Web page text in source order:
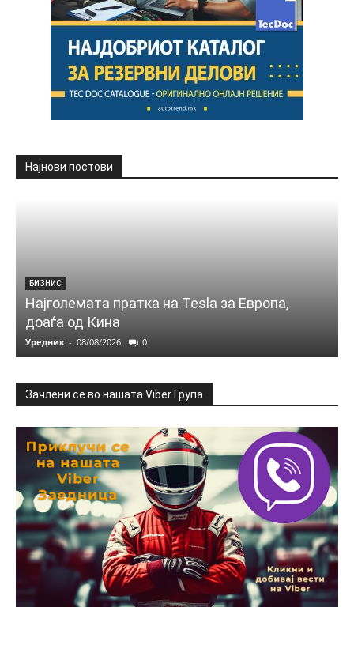
Најнови постови
БИЗНИС
Најголемата пратка на Tesla за Европа,
доаѓа од Кина
Уредник - 08/08/2026 0
Зачлени се во нашата Viber Група